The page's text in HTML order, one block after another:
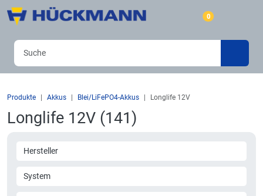
0
Produkte Akkus Blei/LiFePO4-Akkus Longlife 12V
Longlife 12V (141)
Hersteller
System